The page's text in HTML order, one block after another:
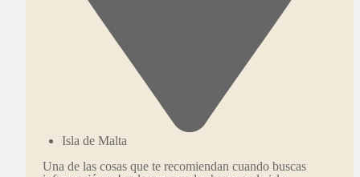
Isla de Malta
Una de las cosas que te recomiendan cuando buscas